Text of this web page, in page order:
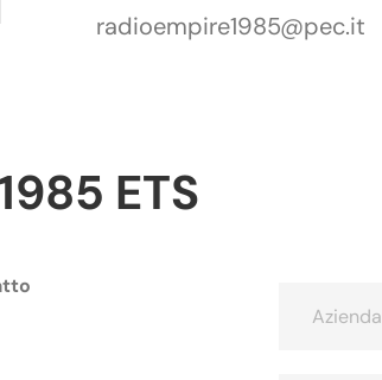
radioempire1985@pec.it
ETS